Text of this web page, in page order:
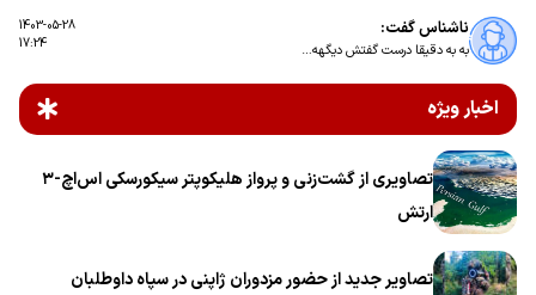
ناشناس گفت:
به به دقیقا درست گفتش دیگهه…
1403-05-28
17:24
اخبار ویژه
تصاویری از گشت‌زنی و پرواز هلیکوپتر سیکورسکی اس‌اچ-۳
ارتش
تصاویر جدید از حضور مزدوران ژاپنی در سپاه داوطلبان